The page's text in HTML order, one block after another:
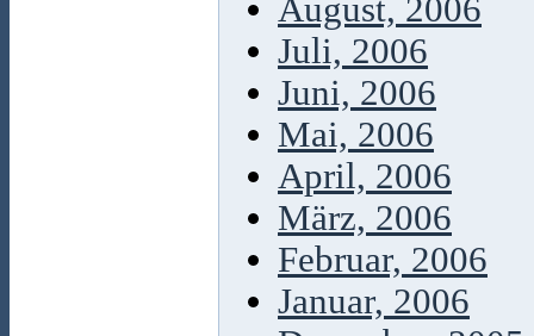
August, 2006
Juli, 2006
Juni, 2006
Mai, 2006
April, 2006
März, 2006
Februar, 2006
Januar, 2006